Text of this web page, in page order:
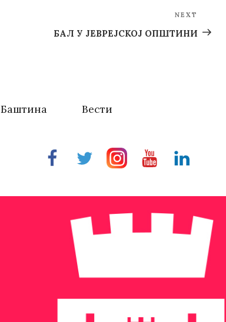
Post
NEXT
БАЛ У ЈЕВРЕЈСКОЈ ОПШТИНИ
Баштина Вести
FacebookTwitterInstragramYoutubeLinkedin